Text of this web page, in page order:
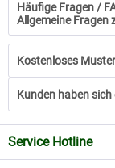
Häufige Fragen /
Allgemeine Fragen
Kostenloses Muster
Kunden haben
Service Hotline